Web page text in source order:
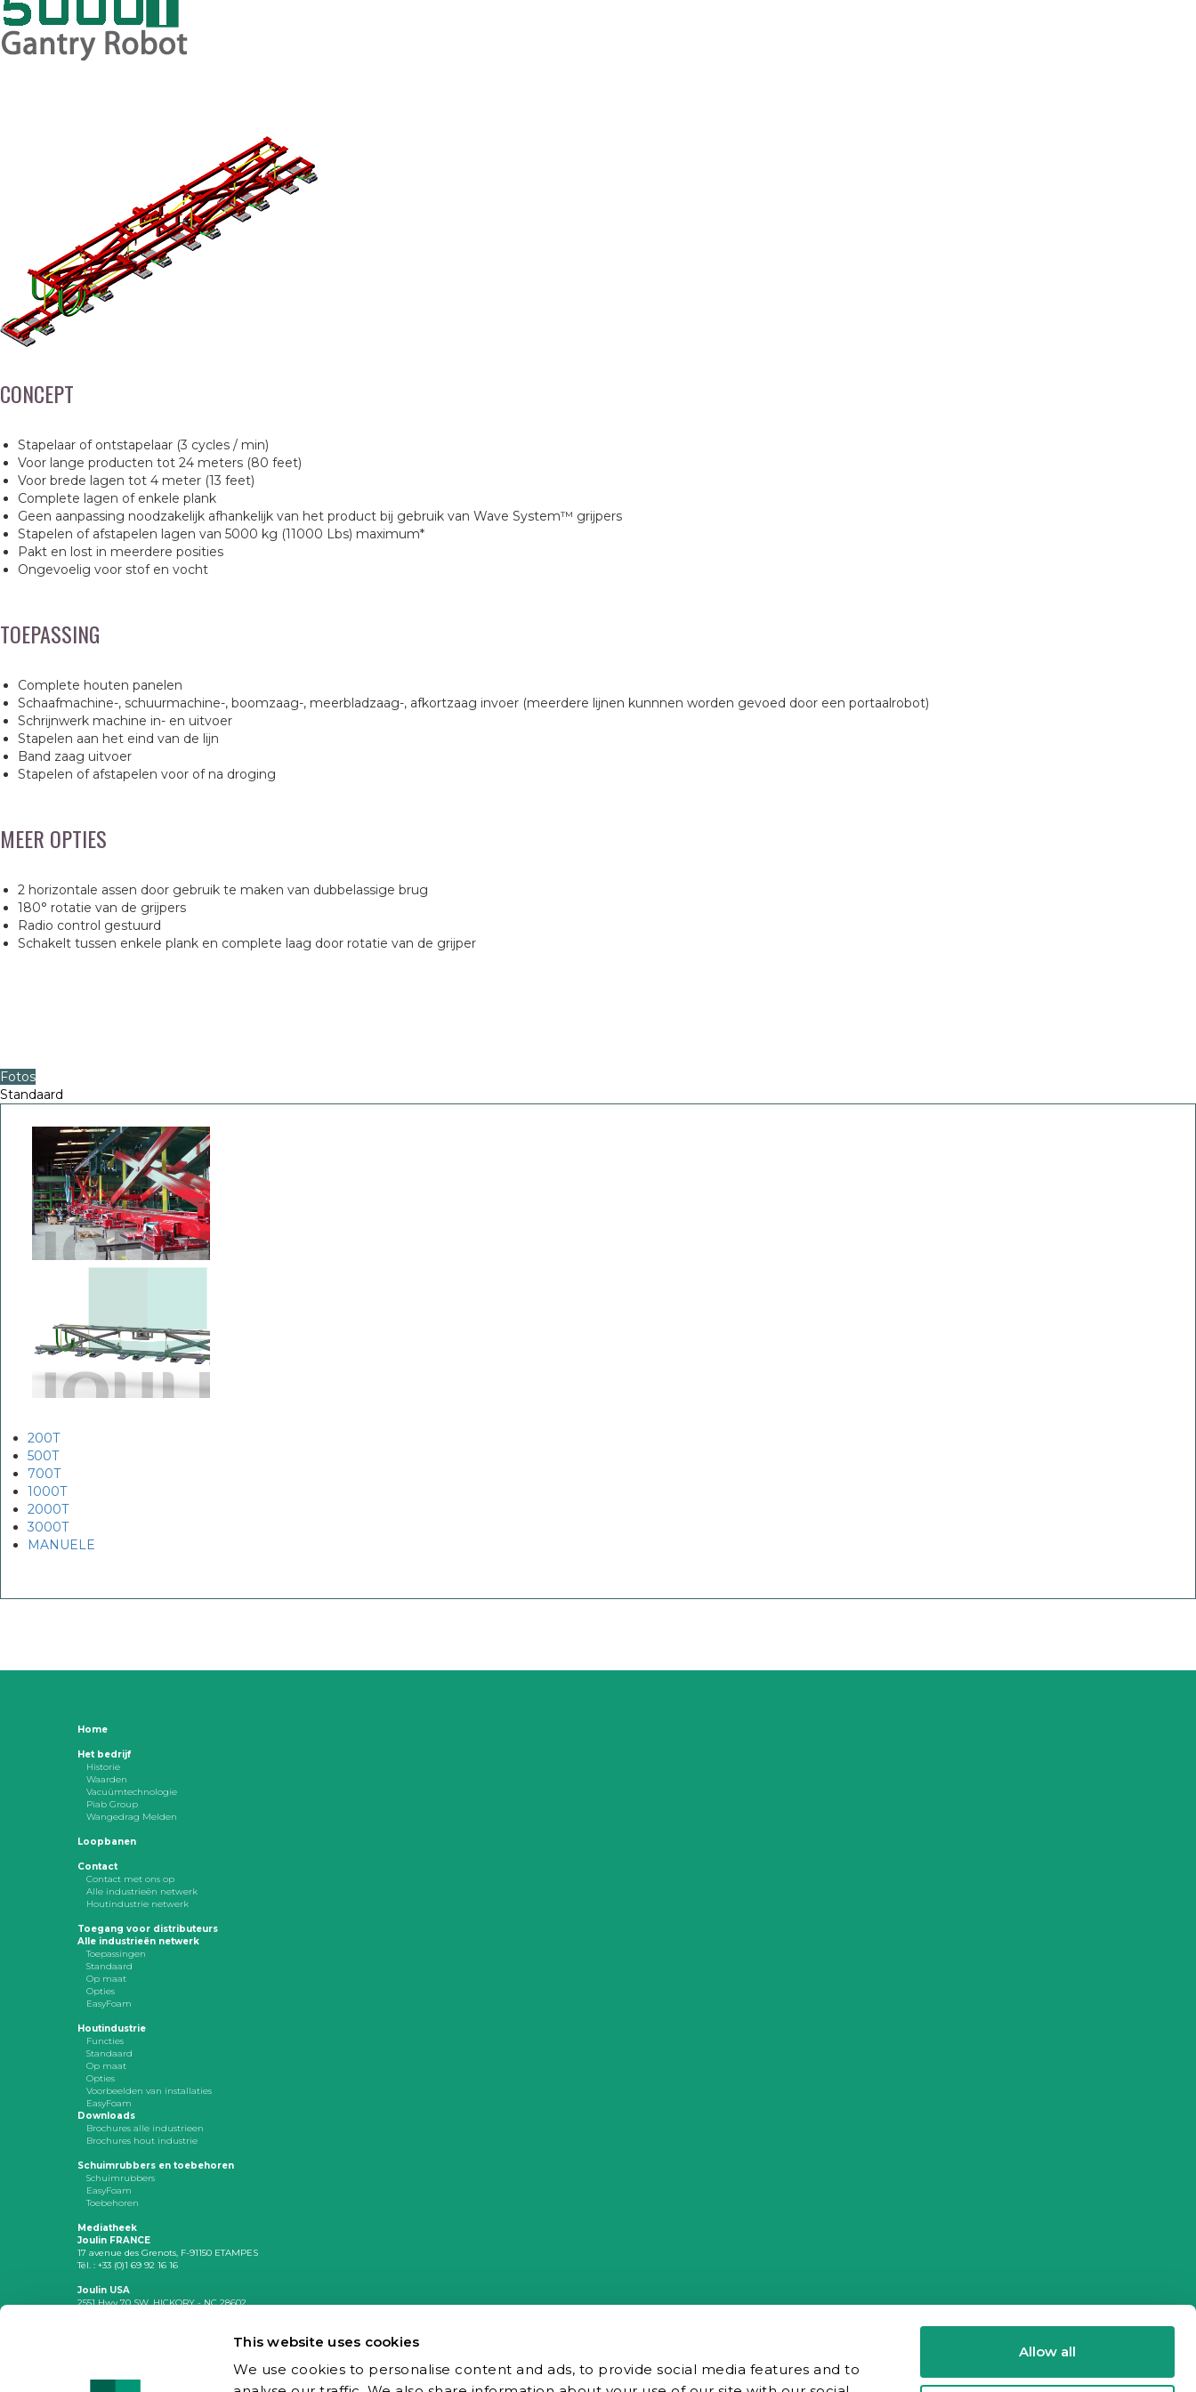
This website uses cookies
We use cookies to personalise content and ads, to provide social media features and to
Allow all
CONCEPT
Stapelaar of ontstapelaar (3 cycles / min)
Voor lange producten tot 24 meters (80 feet)
Voor brede lagen tot 4 meter (13 feet)
Complete lagen of enkele plank
Geen aanpassing noodzakelijk afhankelijk van het product bij gebruik van Wave System™ grijpers
Stapelen of afstapelen lagen van 5000 kg (11000 Lbs) maximum*
Pakt en lost in meerdere posities
Ongevoelig voor stof en vocht
TOEPASSING
Complete houten panelen
Schaafmachine-, schuurmachine-, boomzaag-, meerbladzaag-, afkortzaag invoer (meerdere lijnen kunnnen worden gevoed door een portaalrobot)
Schrijnwerk machine in- en uitvoer
Stapelen aan het eind van de lijn
Band zaag uitvoer
Stapelen of afstapelen voor of na droging
MEER OPTIES
2 horizontale assen door gebruik te maken van dubbelassige brug
180° rotatie van de grijpers
Radio control gestuurd
Schakelt tussen enkele plank en complete laag door rotatie van de grijper
Fotos
Standaard
200T
500T
700T
1000T
2000T
3000T
MANUELE
Home
Het bedrijf
Historie
Waarden
Vacuümtechnologie
Piab Group
Wangedrag Melden
Loopbanen
Contact
Contact met ons op
Alle industrieën netwerk
Houtindustrie netwerk
Toegang voor distributeurs
Alle industrieën netwerk
Toepassingen
Standaard
Op maat
Opties
EasyFoam
Houtindustrie
Functies
Standaard
Op maat
Opties
Voorbeelden van installaties
EasyFoam
Downloads
Brochures alle industrieen
Brochures hout industrie
Schuimrubbers en toebehoren
Schuimrubbers
EasyFoam
Toebehoren
Mediatheek
Joulin FRANCE
17 avenue des Grenots, F-91150 ETAMPES
Tél. : +33 (0)1 69 92 16 16
Joulin USA
2551 Hwy 70 SW, HICKORY - NC 28602